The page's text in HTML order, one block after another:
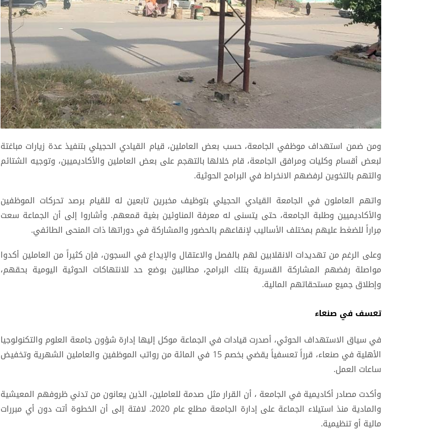
ومن ضمن استهداف موظفي الجامعة، حسب بعض العاملين، قيام القيادي الحجيلي بتنفيذ عدة زيارات مباغتة
لبعض أقسام وكليات ومرافق الجامعة، قام خلالها بالتهجم على بعض العاملين والأكاديميين، وتوجيه الشتائم
والتهم بالتخوين لرفضهم الانخراط في البرامج الحوثية.
واتهم العاملون في الجامعة القيادي الحجيلي بتوظيف مخبرين تابعين له للقيام برصد تحركات الموظفين
والأكاديميين وطلبة الجامعة، حتى يتسنى له معرفة المناوئين بغية قمعهم. وأشاروا إلى أن الجماعة سعت
مِراراً للضغط عليهم بمختلف الأساليب لإنقاعهم بالحضور والمشاركة في دوراتها ذات المنحى الطائفي.
وعلى الرغم من تهديدات الانقلابين لهم بالفصل والاعتقال والإيداع في السجون، فإن كثيراً من العاملين أكدوا
مواصلة رفضهم المشاركة القسرية بتلك البرامج، مطالبين بوضع حد للانتهاكات الحوثية اليومية بحقهم،
وإطلاق جميع مستحقاتهم المالية.
تعسف في صنعاء
في سياق الاستهداف الحوثي، أصدرت قيادات في الجماعة موكل إليها إدارة شؤون جامعة العلوم والتكنولوجيا
الأهلية في صنعاء، قرراً تعسفياً يقضي بخصم 15 في المائة من رواتب الموظفين والعاملين الشهرية وتخفيض
ساعات العمل.
وأكدت مصادر أكاديمية في الجامعة ، أن القرار مثل صدمة للعاملين، الذين يعانون من تدني ظروفهم المعيشية
والمادية منذ استيلاء الجماعة على إدارة الجامعة مطلع عام 2020. لافتة إلى أن الخطوة أتت دون أي مبررات
مالية أو تنظيمية.